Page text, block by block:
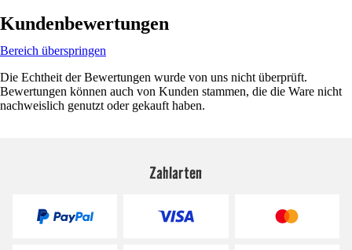
Kundenbewertungen
Bereich überspringen
Die Echtheit der Bewertungen wurde von uns nicht überprüft.
Bewertungen können auch von Kunden stammen, die die Ware nicht
nachweislich genutzt oder gekauft haben.
Zahlarten